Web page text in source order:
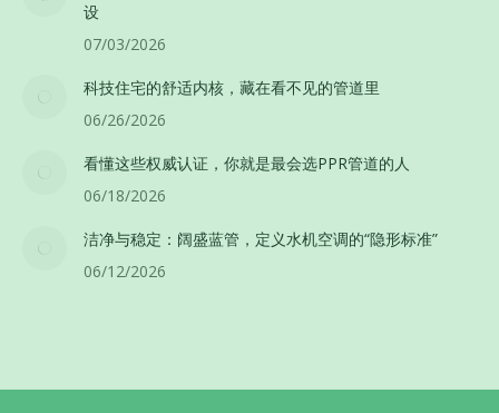
设
07/03/2026
科技住宅的舒适内核，藏在看不见的管道里
06/26/2026
看懂这些权威认证，你就是最会选PPR管道的人
06/18/2026
洁净与稳定：阔盛蓝管，定义水机空调的“隐形标准”
06/12/2026